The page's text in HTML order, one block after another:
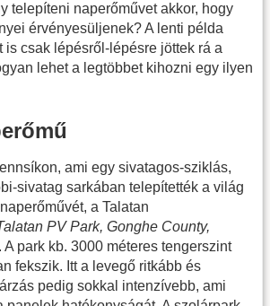
telepíteni naperőművet akkor, hogy
érvényesüljenek? A lenti példa
is csak lépésről-lépésre jöttek rá a
lehet a legtöbbet kihozni egy ilyen
ami egy sivatagos-sziklás,
sivatag sarkában telepítették a világ
a Talatan
PV Park, Gonghe County,
A park kb. 3000 méteres tengerszint
fekszik. Itt a levegő ritkább és
pedig sokkal intenzívebb, ami